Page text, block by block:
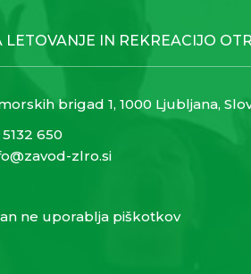
LETOVANJE IN REKREACIJO
brigad 1, 1000 Ljubljana,
5132 650
zlro.si
ne uporablja piškotkov